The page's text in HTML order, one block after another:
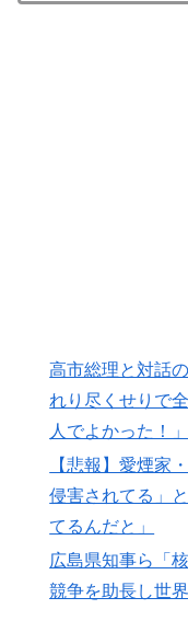
韓国人「SKハイ
▶ フランス人「欲
能性を会長が示
音がこれ！【海外
▶ 韓国人「PSG、
ー・・・」→「あ
「レギュラーと
▶ AI「物の使い方
ｗｗｗｗ」
高市総理と対話
れり尽くせりで
人でよかった！」
【悲報】愛煙家
侵害されてる」
てるんだと」
広島県知事ら「
競争を助長し世